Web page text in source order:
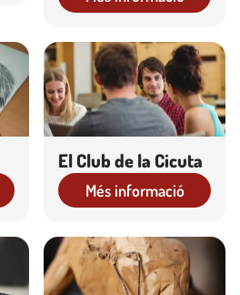
El Club de la Cicuta
Més informació